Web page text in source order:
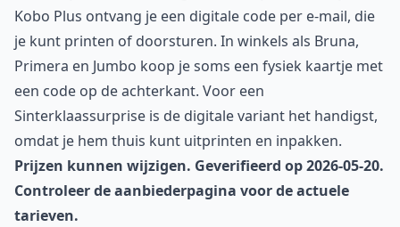
Kobo Plus ontvang je een digitale code per e-mail, die
je kunt printen of doorsturen. In winkels als Bruna,
Primera en Jumbo koop je soms een fysiek kaartje met
een code op de achterkant. Voor een
Sinterklaassurprise is de digitale variant het handigst,
omdat je hem thuis kunt uitprinten en inpakken.
Prijzen kunnen wijzigen. Geverifieerd op 2026-05-20.
Controleer de aanbiederpagina voor de actuele
tarieven.